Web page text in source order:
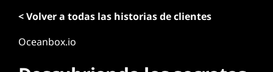
< Volver a todas las historias de clientes
Oceanbox.io